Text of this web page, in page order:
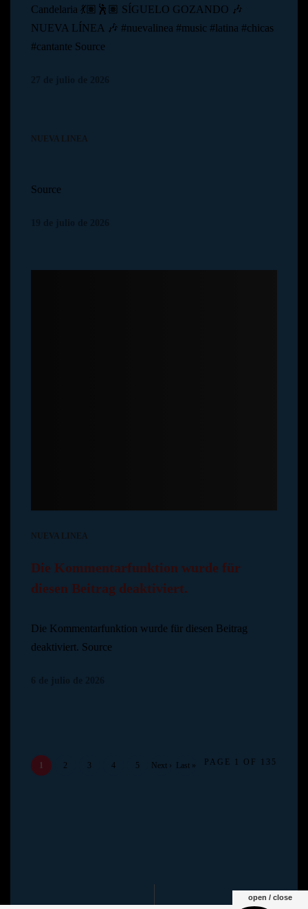
Candelaria 💃🏽🕺🏽 SÍGUELO GOZANDO 🎶
NUEVA LÍNEA 🎶 #nuevalinea #music #latina #chicas
#cantante Source
NUEVA LINEA
Source
NUEVA LINEA
Die Kommentarfunktion wurde für
diesen Beitrag deaktiviert.
Die Kommentarfunktion wurde für diesen Beitrag
deaktiviert. Source
1 2 3 4 5 Next › Last » PAGE 1 OF 135
open / close